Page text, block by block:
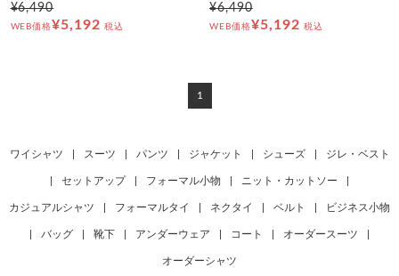
¥6,490
WEB価格¥5,192 税込
¥6,490
WEB価格¥5,192 税込
1
ワイシャツ スーツ パンツ ジャケット シューズ ジレ・ベスト
セットアップ フォーマル小物 ニット・カットソー
カジュアルシャツ フォーマルタイ ネクタイ ベルト ビジネス小物
バッグ 靴下 アンダーウェア コート オーダースーツ
オーダーシャツ